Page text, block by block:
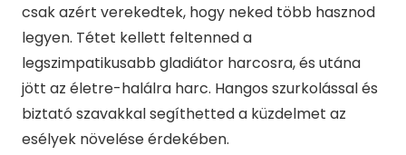
csak azért verekedtek, hogy neked több hasznod
legyen. Tétet kellett feltenned a
legszimpatikusabb gladiátor harcosra, és utána
jött az életre-halálra harc. Hangos szurkolással és
biztató szavakkal segíthetted a küzdelmet az
esélyek növelése érdekében.